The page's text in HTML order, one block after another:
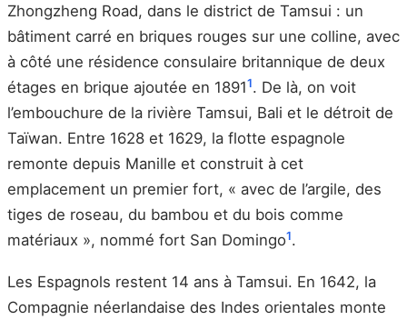
Zhongzheng Road, dans le district de Tamsui : un
bâtiment carré en briques rouges sur une colline, avec
à côté une résidence consulaire britannique de deux
étages en brique ajoutée en 18911. De là, on voit
l’embouchure de la rivière Tamsui, Bali et le détroit de
Taïwan. Entre 1628 et 1629, la flotte espagnole
remonte depuis Manille et construit à cet
emplacement un premier fort, « avec de l’argile, des
tiges de roseau, du bambou et du bois comme
matériaux », nommé fort San Domingo1.
Les Espagnols restent 14 ans à Tamsui. En 1642, la
Compagnie néerlandaise des Indes orientales monte